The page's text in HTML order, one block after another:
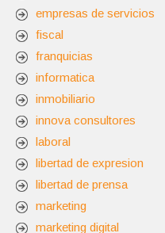
empresas de servicios
fiscal
franquicias
informatica
inmobiliario
innova consultores
laboral
libertad de expresion
libertad de prensa
marketing
marketing digital